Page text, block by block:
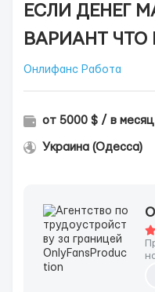
ЕСЛИ ДЕНЕГ
ВАРИАНТ ЧТО
Онлифанс Работа
от 5000 $ / в месяц
Украина (Одесса)